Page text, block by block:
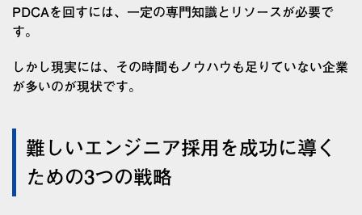
PDCAを回すには、一定の専門知識とリソースが必要で
す。
しかし現実には、その時間もノウハウも足りていない企業
が多いのが現状です。
難しいエンジニア採用を成功に導く
ための3つの戦略